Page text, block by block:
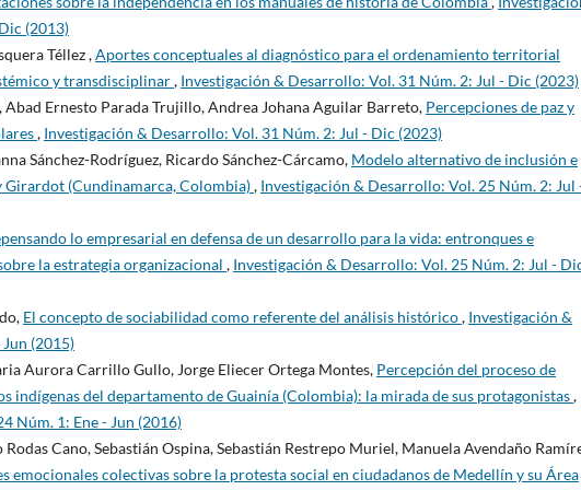
(2013)
Téllez ,Aportes conceptuales al diagnóstico para el ordenamiento territorial
y transdisciplinar, Investigación & Desarrollo: Vol. 31 Núm. 2: Jul - Dic (2023)
Ernesto Parada Trujillo, Andrea Johana Aguilar Barreto, Percepciones de paz y
, Investigación & Desarrollo: Vol. 31 Núm. 2: Jul - Dic (2023)
Sánchez-Rodríguez, Ricardo Sánchez-Cárcamo, Modelo alternativo de inclusión e
(Cundinamarca, Colombia), Investigación & Desarrollo: Vol. 25 Núm. 2: Jul
lo empresarial en defensa de un desarrollo para la vida: entronques e
la estrategia organizacional , Investigación & Desarrollo: Vol. 25 Núm. 2: Jul -
El concepto de sociabilidad como referente del análisis histórico, Investigación &
(2015)
Aurora Carrillo Gullo, Jorge Eliecer Ortega Montes, Percepción del proceso de
indígenas del departamento de Guainía (Colombia): la mirada de sus protagonistas,
Núm. 1: Ene - Jun (2016)
Cano, Sebastián Ospina, Sebastián Restrepo Muriel, Manuela Avendaño
emocionales colectivas sobre la protesta social en ciudadanos de Medellín y su Área